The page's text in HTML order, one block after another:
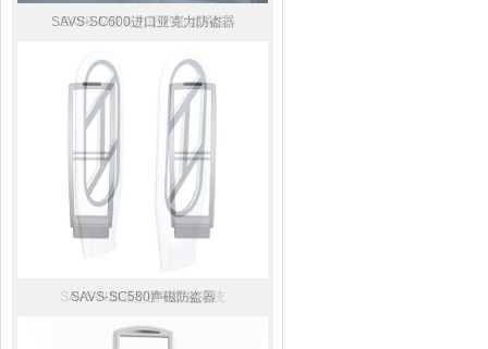
SAVS-SC600进口亚克力防盗器
SAVS-SC580声磁防盗器
SAVS-M亚克力图书防盗系统
SAVS-N加强型图书防盗系统